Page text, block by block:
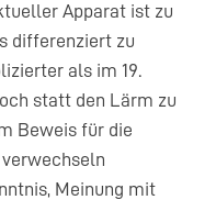
Apparat ist zu
differenziert zu
als im 19.
statt den Lärm zu
Beweis für die
Meinung mit